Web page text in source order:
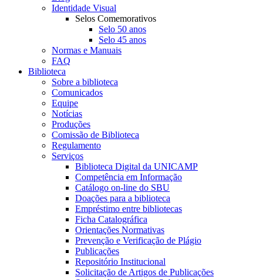
Identidade Visual
Selos Comemorativos
Selo 50 anos
Selo 45 anos
Normas e Manuais
FAQ
Biblioteca
Sobre a biblioteca
Comunicados
Equipe
Notícias
Produções
Comissão de Biblioteca
Regulamento
Serviços
Biblioteca Digital da UNICAMP
Competência em Informação
Catálogo on-line do SBU
Doações para a biblioteca
Empréstimo entre bibliotecas
Ficha Catalográfica
Orientações Normativas
Prevenção e Verificação de Plágio
Publicações
Repositório Institucional
Solicitação de Artigos de Publicações